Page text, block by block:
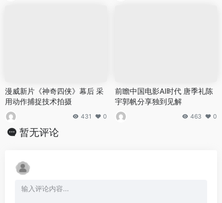
漫威新片《神奇四侠》幕后 采
用动作捕捉技术拍摄
431 0
前瞻中国电影AI时代 唐季礼陈
宇郭帆分享独到见解
463 0
暂无评论